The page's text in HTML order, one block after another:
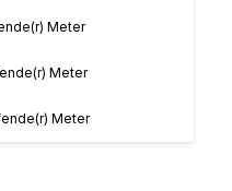
Meter
Meter
Meter